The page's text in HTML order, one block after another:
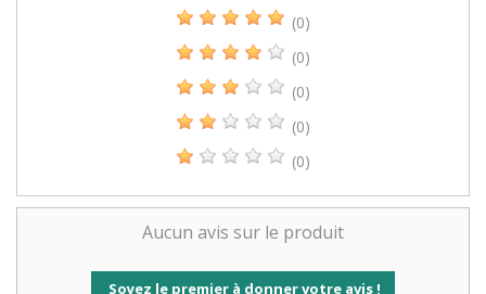
(0)
(0)
(0)
(0)
(0)
Aucun avis sur le produit
Soyez le premier à donner votre avis !